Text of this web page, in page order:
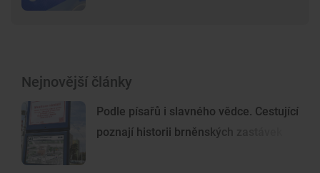
Nejnovější články
Podle písařů i slavného vědce. Cestující
poznají historii brněnských zastávek